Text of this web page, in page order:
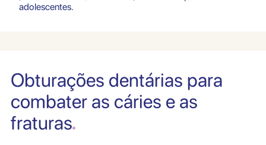
adolescentes.
Obturações dentárias para
combater as cáries e as
fraturas